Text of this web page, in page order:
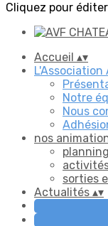
Cliquez pour éditer
Accueil ▴▾
L'Association
Notre
Nous
nos
planning
sorties
Actualités ▴▾